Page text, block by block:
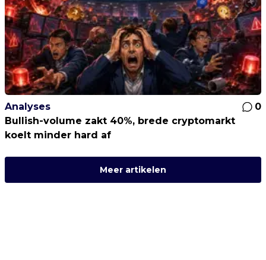
Analyses
0
Bullish-volume zakt 40%, brede cryptomarkt
koelt minder hard af
Meer artikelen